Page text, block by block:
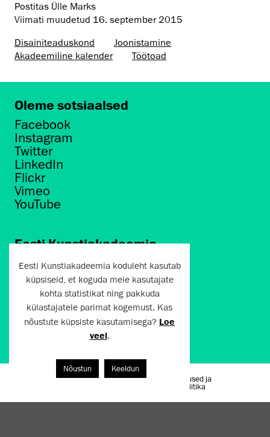
Postitas Ülle Marks
Viimati muudetud 16. september 2015
Disaini­­teaduskond
Joonistamine
Akadeemiline kalender
Töötoad
Oleme sotsiaalsed
Facebook
Instagram
Twitter
LinkedIn
Flickr
Vimeo
YouTube
Eesti Kunstiakadeemia
Põhja puiestee 7
Tallinn 10412
artun@artun.ee
+372 6267301
Liitu uudiskirjaga!
Kasutustingimused ja
privaatsuspoliitika
Eesti Kunstiakadeemia koduleht kasutab
küpsiseid, et koguda meie kasutajate
kohta statistikat ning pakkuda
külastajatele parimat kogemust. Kas
nõustute küpsiste kasutamisega? Loe
veel.
Nõustun Keeldun